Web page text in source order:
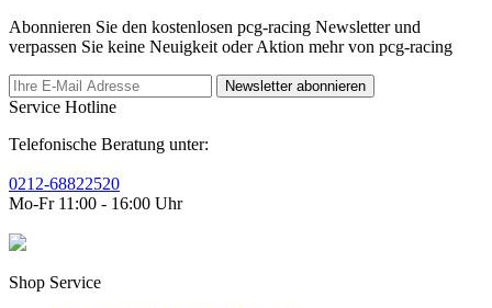
Abonnieren Sie den kostenlosen pcg-racing Newsletter und
verpassen Sie keine Neuigkeit oder Aktion mehr von pcg-racing
Newsletter abonnieren
Service Hotline
Telefonische Beratung unter:
0212-68822520
Mo-Fr 11:00 - 16:00 Uhr
Shop Service